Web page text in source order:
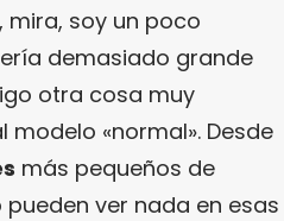
mira, soy un poco
demasiado grande
otra cosa muy
«normal». Desde
más pequeños de
pueden ver nada en esas